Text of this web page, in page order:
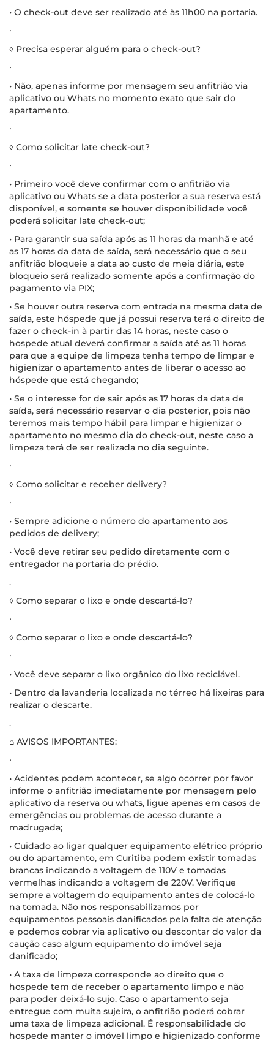
• O check-out deve ser realizado até às 11h00 na portaria.
∙
◊ Precisa esperar alguém para o check-out?
∙
• Não, apenas informe por mensagem seu anfitrião via
aplicativo ou Whats no momento exato que sair do
apartamento.
∙
◊ Como solicitar late check-out?
∙
• Primeiro você deve confirmar com o anfitrião via
aplicativo ou Whats se a data posterior a sua reserva está
disponível, e somente se houver disponibilidade você
poderá solicitar late check-out;
• Para garantir sua saída após as 11 horas da manhã e até
as 17 horas da data de saída, será necessário que o seu
anfitrião bloqueie a data ao custo de meia diária, este
bloqueio será realizado somente após a confirmação do
pagamento via PIX;
• Se houver outra reserva com entrada na mesma data de
saída, este hóspede que já possui reserva terá o direito de
fazer o check-in à partir das 14 horas, neste caso o
hospede atual deverá confirmar a saída até as 11 horas
para que a equipe de limpeza tenha tempo de limpar e
higienizar o apartamento antes de liberar o acesso ao
hóspede que está chegando;
• Se o interesse for de sair após as 17 horas da data de
saída, será necessário reservar o dia posterior, pois não
teremos mais tempo hábil para limpar e higienizar o
apartamento no mesmo dia do check-out, neste caso a
limpeza terá de ser realizada no dia seguinte.
∙
◊ Como solicitar e receber delivery?
∙
• Sempre adicione o número do apartamento aos
pedidos de delivery;
• Você deve retirar seu pedido diretamente com o
entregador na portaria do prédio.
.
◊ Como separar o lixo e onde descartá-lo?
∙
◊ Como separar o lixo e onde descartá-lo?
∙
• Você deve separar o lixo orgânico do lixo reciclável.
• Dentro da lavanderia localizada no térreo há lixeiras para
realizar o descarte.
.
⌂ AVISOS IMPORTANTES:
∙
• Acidentes podem acontecer, se algo ocorrer por favor
informe o anfitrião imediatamente por mensagem pelo
aplicativo da reserva ou whats, ligue apenas em casos de
emergências ou problemas de acesso durante a
madrugada;
• Cuidado ao ligar qualquer equipamento elétrico próprio
ou do apartamento, em Curitiba podem existir tomadas
brancas indicando a voltagem de 110V e tomadas
vermelhas indicando a voltagem de 220V. Verifique
sempre a voltagem do equipamento antes de colocá-lo
na tomada. Não nos responsabilizamos por
equipamentos pessoais danificados pela falta de atenção
e podemos cobrar via aplicativo ou descontar do valor da
caução caso algum equipamento do imóvel seja
danificado;
• A taxa de limpeza corresponde ao direito que o
hospede tem de receber o apartamento limpo e não
para poder deixá-lo sujo. Caso o apartamento seja
entregue com muita sujeira, o anfitrião poderá cobrar
uma taxa de limpeza adicional. É responsabilidade do
hospede manter o imóvel limpo e higienizado conforme